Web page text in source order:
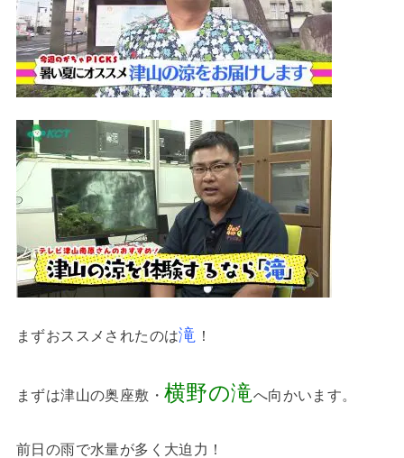
まずおススメされたのは滝 ！
まずは津山の奥座敷・横野の滝へ向かいます。
前日の雨で水量が多く大迫力！